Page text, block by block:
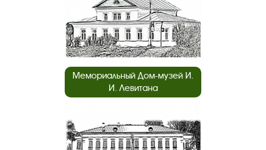
Мемориальный Дом-музей И.
И. Левитана